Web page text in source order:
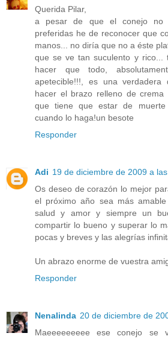
Querida Pilar,
a pesar de que el conejo no
preferidas he de reconocer que
manos... no diría que no a éste
que se ve tan suculento y rico...
hacer que todo,
apetecible!!!, es una verdadera
hacer el brazo relleno de crema
que tiene que estar de
cuando lo haga!un besote
Responder
Adi 19 de diciembre de 2009 a
Os deseo de corazón lo mejor
el próximo año sea más
salud y amor y siempre un
compartir lo bueno y superar lo
pocas y breves y las alegrías
Un abrazo enorme de vuestra
Responder
Nenalinda 20 de diciembre de
Maeeeeeeeee ese conejo se